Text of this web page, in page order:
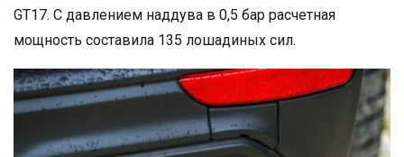
GT17. С давлением наддува в 0,5 бар расчетная
мощность составила 135 лошадиных сил.